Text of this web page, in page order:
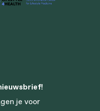
je voor